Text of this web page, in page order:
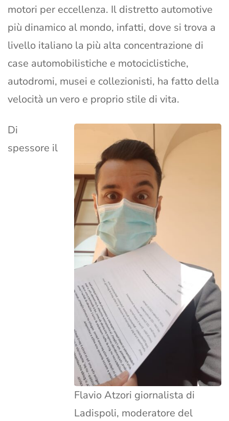
motori per eccellenza. Il distretto automotive
più dinamico al mondo, infatti, dove si trova a
livello italiano la più alta concentrazione di
case automobilistiche e motociclistiche,
autodromi, musei e collezionisti, ha fatto della
velocità un vero e proprio stile di vita.
Flavio Atzori giornalista di
Ladispoli, moderatore del
Di
spessore il